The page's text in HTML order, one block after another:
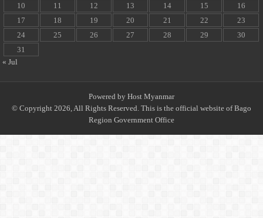
10
11 12 13 14 15
16
17
18 19 20 21 22
23
24
25 26 27 28 29
30
31
« Jul
Powered by Host Myanmar
© Copyright 2026, All Rights Reserved. This is the official website of Bago
Region Government Office